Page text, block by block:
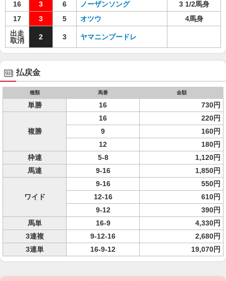
16
3 6 ノーザンソング
3 1/2馬身
17
3 5 オツウ
4馬身
出走
取消
2 3 ヤマニンプードレ
払戻金
種類 馬番 金額
単勝 16 730円
複勝
16
220円
9
160円
12
180円
枠連
5-8
1,120円
馬連
9-16 1,850円
ワイド
9-16
550円
12-16
610円
9-12
390円
馬単
16-9
4,330円
3連複
9-12-16
2,680円
3連単
16-9-12 19,070円